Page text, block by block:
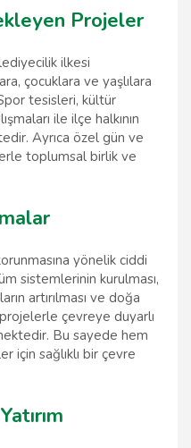
Projeler
ilkesi
çocuklara ve yaşlılara
tesisleri, kültür
ile ilçe halkının
Ayrıca özel gün ve
toplumsal birlik ve
yönelik ciddi
sistemlerinin kurulması,
artırılması ve doğa
çevreye duyarlı
Bu sayede hem
için sağlıklı bir çevre